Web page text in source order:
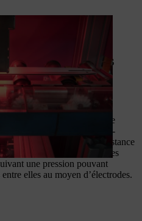
peinture.
chaîne en trois
les plus légers. Ils sont
et d’une grande plaque
d’obtenir un guide-
présentant une bonne résistance
les unes contre les
une pression pouvant
elles au moyen d’électrodes.